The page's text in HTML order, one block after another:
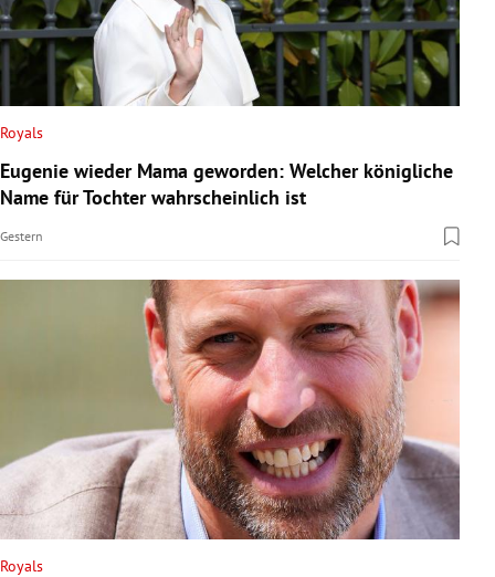
Royals
Eugenie wieder Mama geworden: Welcher königliche
Name für Tochter wahrscheinlich ist
Gestern
Royals